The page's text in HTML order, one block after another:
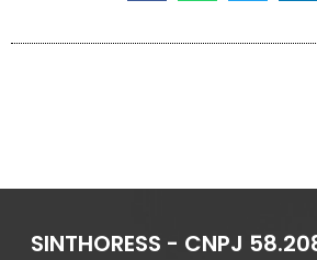
SINTHORESS - CNPJ